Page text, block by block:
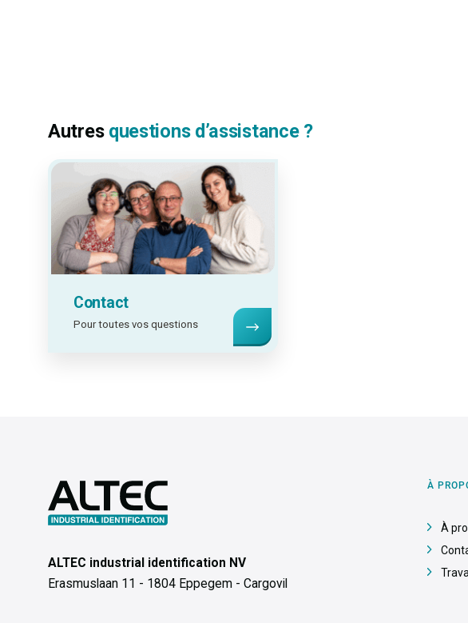
Autres questions d’assistance ?
Contact
Pour toutes vos questions
ALTEC industrial identification NV
Erasmuslaan 11 - 1804 Eppegem - Cargovil
À
À